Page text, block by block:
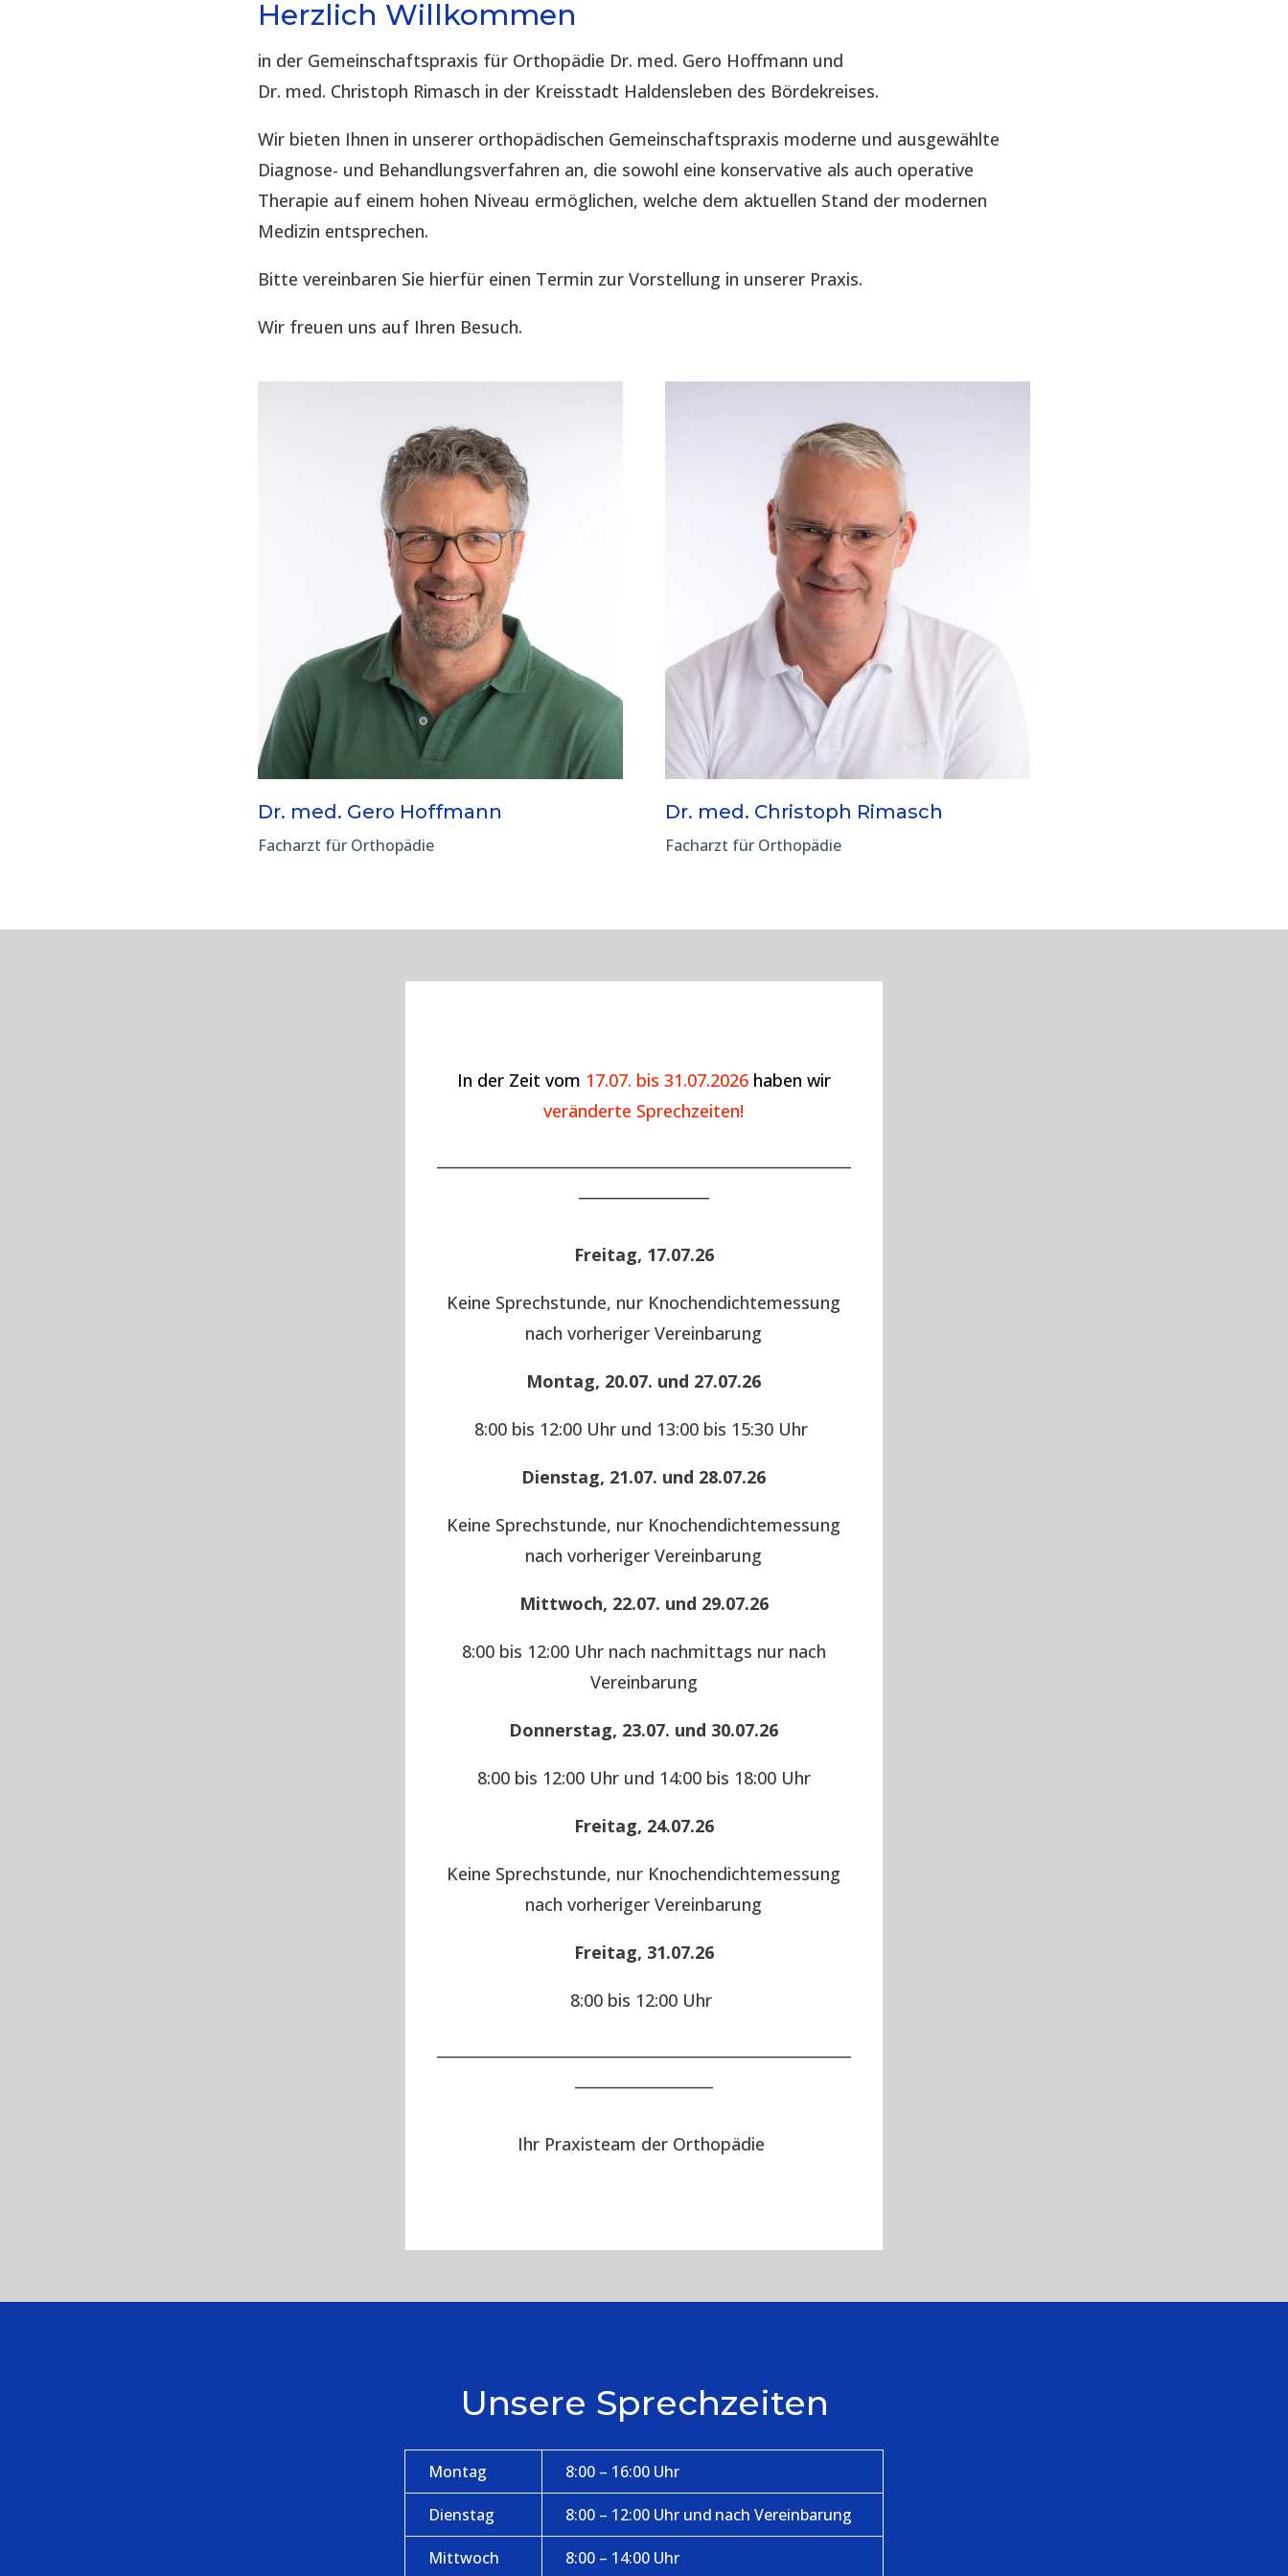
Herzlich Willkommen
in der Gemeinschaftspraxis für Orthopädie Dr. med. Gero Hoffmann und
Dr. med. Christoph Rimasch in der Kreisstadt Haldensleben des Bördekreises.
Wir bieten Ihnen in unserer orthopädischen Gemeinschaftspraxis moderne und ausgewählte
Diagnose- und Behandlungsverfahren an, die sowohl eine konservative als auch operative
Therapie auf einem hohen Niveau ermöglichen, welche dem aktuellen Stand der modernen
Medizin entsprechen.
Bitte vereinbaren Sie hierfür einen Termin zur Vorstellung in unserer Praxis.
Wir freuen uns auf Ihren Besuch.
Dr. med. Gero Hoffmann
Facharzt für Orthopädie
Dr. med. Christoph Rimasch
Facharzt für Orthopädie
In der Zeit vom 17.07. bis 31.07.2026 haben wir
veränderte Sprechzeiten!
Freitag, 17.07.26
Keine Sprechstunde, nur Knochendichtemessung
nach vorheriger Vereinbarung
Montag, 20.07. und 27.07.26
8:00 bis 12:00 Uhr und 13:00 bis 15:30 Uhr
Dienstag, 21.07. und 28.07.26
Keine Sprechstunde, nur Knochendichtemessung
nach vorheriger Vereinbarung
Mittwoch, 22.07. und 29.07.26
8:00 bis 12:00 Uhr nach nachmittags nur nach
Vereinbarung
Donnerstag, 23.07. und 30.07.26
8:00 bis 12:00 Uhr und 14:00 bis 18:00 Uhr
Freitag, 24.07.26
Keine Sprechstunde, nur Knochendichtemessung
nach vorheriger Vereinbarung
Freitag, 31.07.26
8:00 bis 12:00 Uhr
Ihr Praxisteam der Orthopädie
Unsere Sprechzeiten
Montag 8:00 – 16:00 Uhr
Dienstag 8:00 – 12:00 Uhr und nach Vereinbarung
Mittwoch 8:00 – 14:00 Uhr